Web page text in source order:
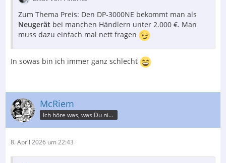
Zum Thema Preis: Den DP-3000NE bekommt man als
Neugerät bei manchen Händlern unter 2.000 €. Man
muss dazu einfach mal nett fragen
In sowas bin ich immer ganz schlecht
McRiem
Ich höre was, was Du nicht misst.
8. April 2026 um 22:43